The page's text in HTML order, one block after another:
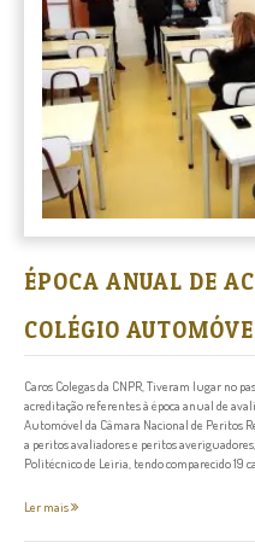
ÉPOCA ANUAL DE
COLÉGIO
Caros Colegas da CNPR, Tiveram lugar no
acreditação referentes à época anual de
Automóvel da Câmara Nacional de Peritos
a peritos avaliadores e peritos
Politécnico de Leiria, tendo comparecido 19
Ler mais